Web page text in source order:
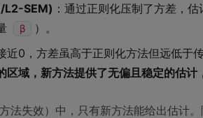
L2-SEM) ：通过正则化压制了方差，
β
）。
近0，方差虽高于正则化方法但远低于
区域，新方法提供了无偏且稳定的估
法失效）中，只有新方法能给出估计